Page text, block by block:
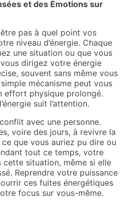
et des Émotions sur
pas à quel point vos
niveau d’énergie. Chaque
une situation ou que vous
dirigez votre énergie
souvent sans même vous
mécanisme peut vous
effort physique prolongé.
suit l’attention.
conflit avec une personne.
voire des jours, à revivre la
que vous auriez pu dire ou
tout ce temps, votre
cette situation, même si elle
Reprendre votre puissance
ces fuites énergétiques
focus sur vous-même.